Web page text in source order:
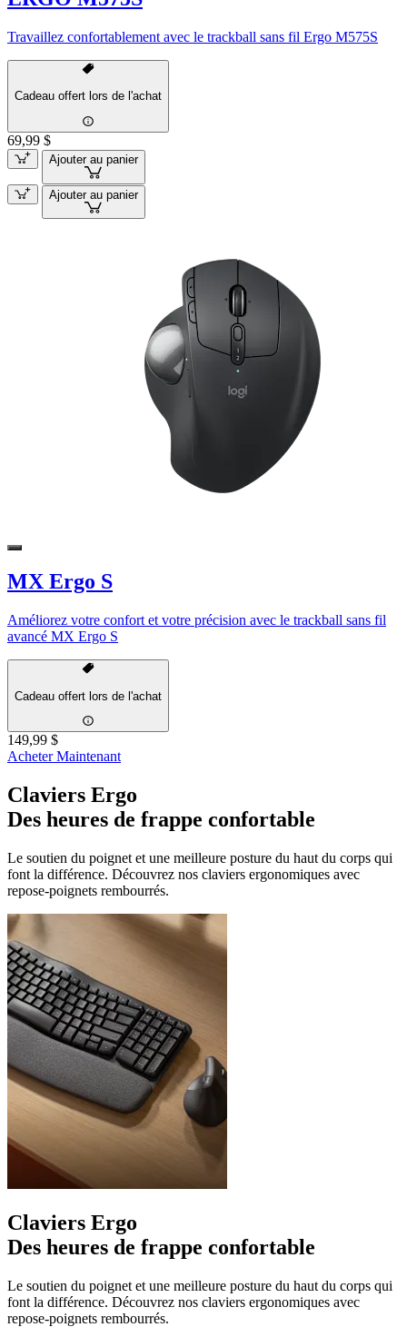
Travaillez confortablement avec le trackball sans fil Ergo M575S
Cadeau offert lors de l'achat
69,99 $
Ajouter au panier
Ajouter au panier
MX Ergo S
Améliorez votre confort et votre précision avec le trackball sans fil
avancé MX Ergo S
Cadeau offert lors de l'achat
149,99 $
Acheter Maintenant
Claviers Ergo
Des heures de frappe confortable
Le soutien du poignet et une meilleure posture du haut du corps qui
font la différence. Découvrez nos claviers ergonomiques avec
repose-poignets rembourrés.
Claviers Ergo
Des heures de frappe confortable
Le soutien du poignet et une meilleure posture du haut du corps qui
font la différence. Découvrez nos claviers ergonomiques avec
repose-poignets rembourrés.